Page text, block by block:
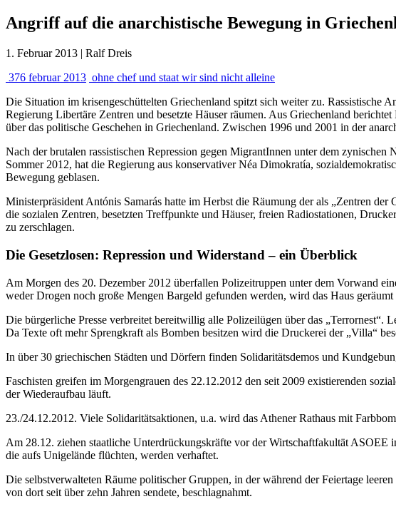
Angriff auf die anarchistische Bewegung in
1. Februar 2013 | Ralf Dreis
376 februar 2013 ohne chef und staat wir sind nicht alleine
Die Situation im krisengeschüttelten Griechenland spitzt sich weiter zu. Rassistische
Regierung Libertäre Zentren und besetzte Häuser räumen. Aus Griechenland
über das politische Geschehen in Griechenland. Zwischen 1996 und 2001 in der
Nach der brutalen rassistischen Repression gegen MigrantInnen unter dem
Sommer 2012, hat die Regierung aus konservativer Néa Dimokratía,
Bewegung geblasen.
Ministerpräsident Antónis Samarás hatte im Herbst die Räumung der als „Zentren
die sozialen Zentren, besetzten Treffpunkte und Häuser, freien Radiostationen,
zu zerschlagen.
Die Gesetzlosen: Repression und Widerstand – ein Überblick
Am Morgen des 20. Dezember 2012 überfallen Polizeitruppen unter dem Vorwand
weder Drogen noch große Mengen Bargeld gefunden werden, wird das Haus
Die bürgerliche Presse verbreitet bereitwillig alle Polizeilügen über das „Terrornest“.
Da Texte oft mehr Sprengkraft als Bomben besitzen wird die Druckerei der „Villa“
In über 30 griechischen Städten und Dörfern finden Solidaritätsdemos und
Faschisten greifen im Morgengrauen des 22.12.2012 den seit 2009 existierenden
der Wiederaufbau läuft.
23./24.12.2012. Viele Solidaritätsaktionen, u.a. wird das Athener Rathaus mit
Am 28.12. ziehen staatliche Unterdrückungskräfte vor der Wirtschaftfakultät ASOEE
die aufs Unigelände flüchten, werden verhaftet.
Die selbstverwalteten Räume politischer Gruppen, in der während der Feiertage
von dort seit über zehn Jahren sendete, beschlagnahmt.